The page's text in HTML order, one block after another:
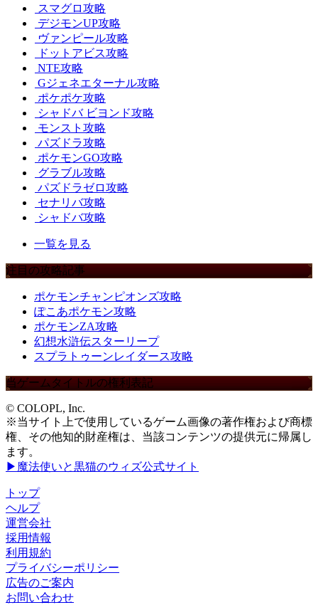
スマグロ攻略
デジモンUP攻略
ヴァンピール攻略
ドットアビス攻略
NTE攻略
Gジェネエターナル攻略
ポケポケ攻略
シャドバ ビヨンド攻略
モンスト攻略
パズドラ攻略
ポケモンGO攻略
グラブル攻略
パズドラゼロ攻略
セナリバ攻略
シャドバ攻略
一覧を見る
注目の攻略記事
ポケモンチャンピオンズ攻略
ぽこあポケモン攻略
ポケモンZA攻略
幻想水滸伝スターリープ
スプラトゥーンレイダース攻略
当ゲームタイトルの権利表記
© COLOPL, Inc.
※当サイト上で使用しているゲーム画像の著作権および商標
権、その他知的財産権は、当該コンテンツの提供元に帰属し
ます。
▶魔法使いと黒猫のウィズ公式サイト
トップ
ヘルプ
運営会社
採用情報
利用規約
プライバシーポリシー
広告のご案内
お問い合わせ